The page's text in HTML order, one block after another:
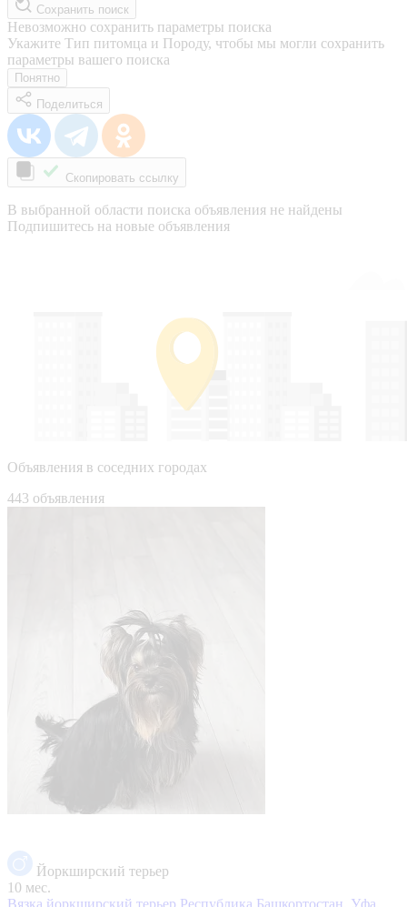
Сохранить поиск
Невозможно сохранить параметры поиска
Укажите Тип питомца и Породу, чтобы мы могли сохранить
параметры вашего поиска
Понятно
Поделиться
Скопировать ссылку
В выбранной области поиска объявления не найдены
Подпишитесь на новые объявления
Объявления в соседних городах
443 объявления
Йоркширский терьер
10 мес.
Вязка йоркширский терьер Республика Башкортостан, Уфа,